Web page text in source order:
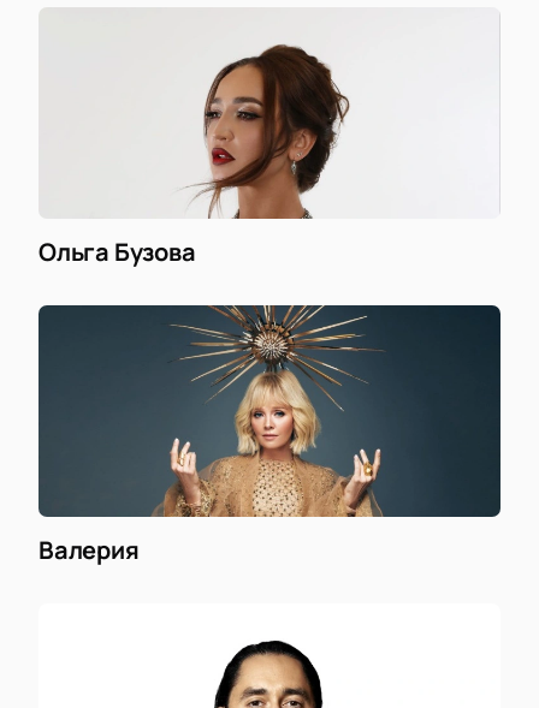
Ольга Бузова
Валерия